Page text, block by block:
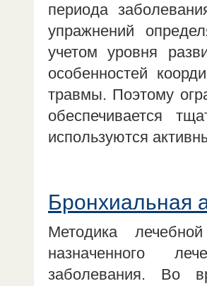
периода
упражнений
учетом уровня
особенностей
травмы. Поэтому
обеспечивается
используются
Бронхиальная
Методика
назначенного
заболевания. Во